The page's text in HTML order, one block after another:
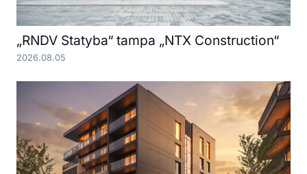
„RNDV Statyba“ tampa „NTX Construction“
2026.08.05